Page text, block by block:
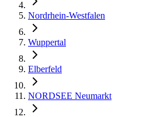
Nordrhein-Westfalen
Wuppertal
Elberfeld
NORDSEE Neumarkt